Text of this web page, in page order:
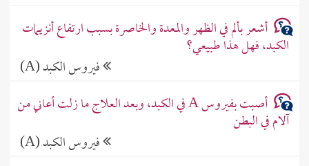
أشعر بألم في الظهر والمعدة والخاصرة بسبب ارتفاع أنزيمات
الكبد، فهل هذا طبيعي؟
فيروس الكبد (A)
أصبت بفيروس A في الكبد، وبعد العلاج ما زلت أعاني من
آلام في البطن
فيروس الكبد (A)